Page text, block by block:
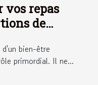
vos repas
de
bien-être
primordial. Il ne...